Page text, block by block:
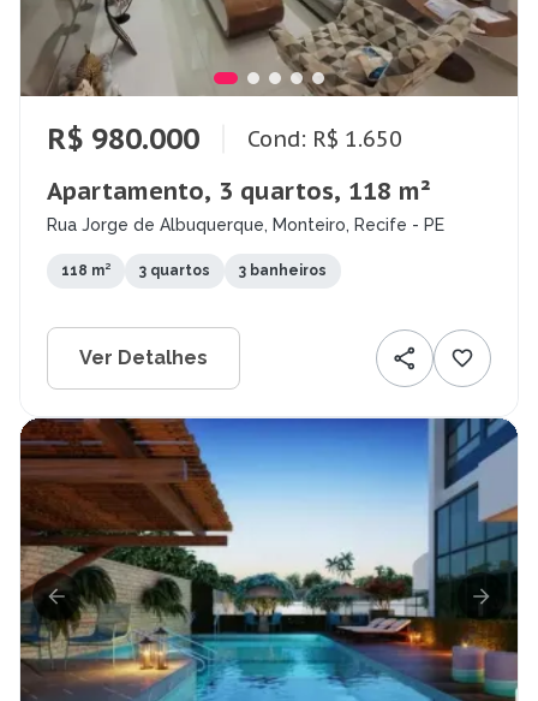
R$ 980.000 Cond: R$ 1.650
Apartamento, 3 quartos, 118 m²
Rua Jorge de Albuquerque, Monteiro, Recife - PE
118 m² 3 quartos 3 banheiros
Ver Detalhes